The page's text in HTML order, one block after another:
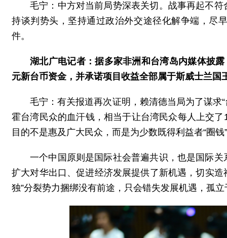
毛宁：中方对当前局势深表关切。战事再起不
持谈判势头，坚持通过政治外交途径化解争端，尽
件。
湖北广电记者：据多家非洲和台湾岛内媒体披
元新台币资金，并承诺项目收益全部属于斯威士兰
毛宁：有关报道再次证明，赖清德当局为了谋求
霍台湾民众的血汗钱，相当于让台湾民众每人上交
目的不是惠及广大民众，而是为少数既得利益者“圈
一个中国原则是国际社会普遍共识，也是国际
扩大对华出口、促进经济发展提供了新机遇，切实
独”分裂势力捆绑没有前途，只会错失发展机遇，孤